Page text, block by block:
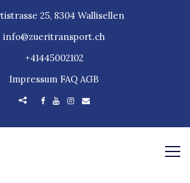
25, 8304 Wallisellen
info@zueritransport.ch
+41445002102
Impressum FAQ AGB